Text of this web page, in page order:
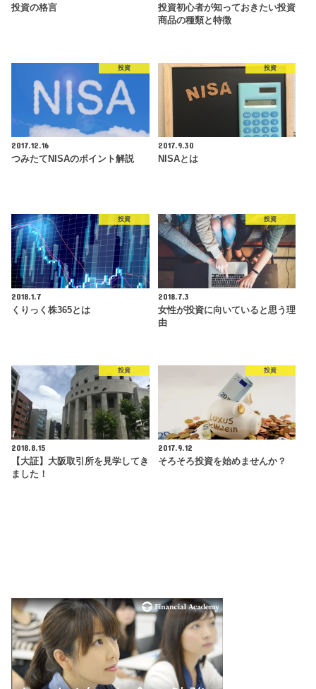
投資の格言
投資初心者が知っておきたい投資
商品の種類と特徴
投資
2017.12.16
つみたてNISAのポイント解説
投資
2017.9.30
NISAとは
投資
2018.1.7
くりっく株365とは
投資
2018.7.3
女性が投資に向いていると思う理
由
投資
2018.8.15
【大証】大阪取引所を見学してき
ました！
投資
2017.9.12
そろそろ投資を始めませんか？